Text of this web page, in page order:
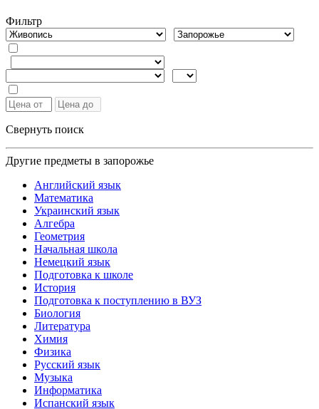
Фильтр
Свернуть поиск
Другие предметы в запорожье
Английский язык
Математика
Украинский язык
Алгебра
Геометрия
Начальная школа
Немецкий язык
Подготовка к школе
История
Подготовка к поступлению в ВУЗ
Биология
Литература
Химия
Физика
Русский язык
Музыка
Информатика
Испанский язык